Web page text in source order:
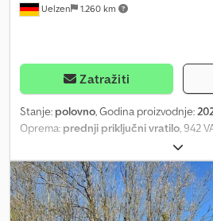
Uelzen 1.260 km
Zatražiti
Stanje: polovno, Godina proizvodnje:
Oprema: prednji priključni vratilo, 942
Homologacija za ukupnu masu od 18,0 t
Green/Felne Terra Red C141 7-polna
prikolice FENDTCONN 3 godine Fendt
brzinu od 40 km/h P501 Sistem za brzo
RTK S259 Širina traka napred 2100 mm